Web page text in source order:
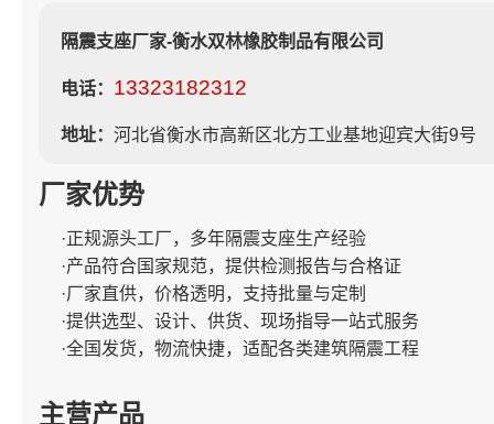
隔震支座厂家-衡水双林橡胶制品有限公司
电话： 13323182312
地址： 河北省衡水市高新区北方工业基地迎宾大街9号
厂家优势
·正规源头工厂，多年隔震支座生产经验
·产品符合国家规范，提供检测报告与合格证
·厂家直供，价格透明，支持批量与定制
·提供选型、设计、供货、现场指导一站式服务
·全国发货，物流快捷，适配各类建筑隔震工程
主营产品